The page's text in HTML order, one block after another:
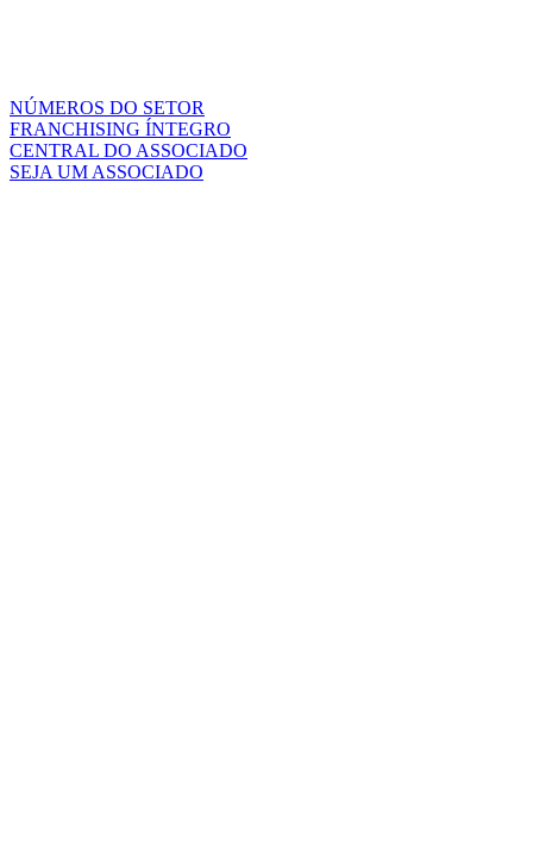
NÚMEROS DO SETOR
FRANCHISING ÍNTEGRO
CENTRAL DO ASSOCIADO
SEJA UM ASSOCIADO